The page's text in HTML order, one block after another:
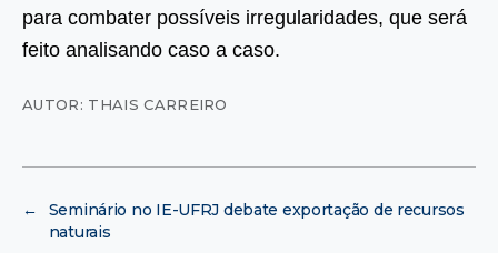
para combater possíveis irregularidades, que será
feito analisando caso a caso.
AUTOR: THAIS CARREIRO
←
Seminário no IE-UFRJ debate exportação de recursos
naturais